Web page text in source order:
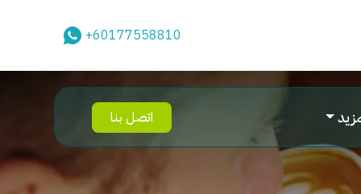
+60177558810
اتصل بنا